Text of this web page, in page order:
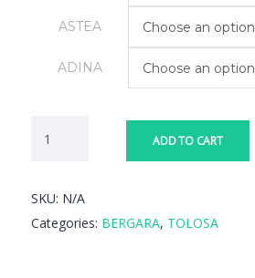
ASTEA Choose an option
ADINA Choose an option
ADD TO CART
SKU: N/A
Categories: BERGARA, TOLOSA